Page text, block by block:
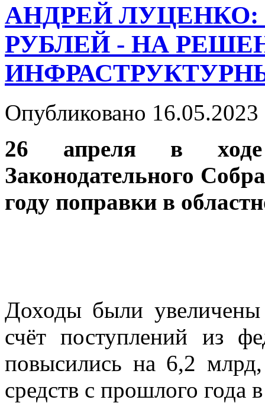
АНДРЕЙ ЛУЦЕНКО:
РУБЛЕЙ - НА
Опубликовано
26 апреля в ходе
Законодательного
году поправки в
Доходы были
счёт поступлений из
повысились на 6,2
средств с прошлого года